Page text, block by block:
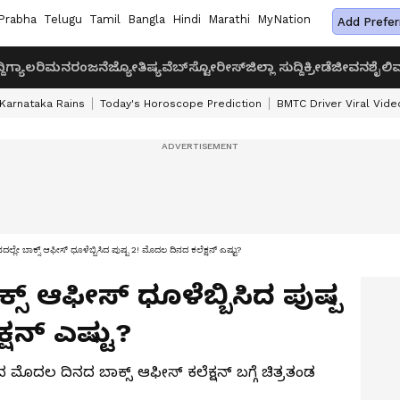
Telugu Tamil Bangla Hindi Marathi MyNation Add
ಗ್ಯಾಲರಿಮನರಂಜನೆಜ್ಯೋತಿಷ್ಯವೆಬ್‌ಸ್ಟೋರೀಸ್ಜಿಲ್ಲಾ ಸುದ್ದಿಕ್ರೀಡೆಜೀವನಶೈಲಿ
Karnataka Rains Today's Horoscope Prediction BMTC Driver Viral
ಬಾಕ್ಸ್ ಆಫೀಸ್ ಧೂಳೆಬ್ಬಿಸಿದ ಪುಷ್ಪ 2! ಮೊದಲ ದಿನದ ಕಲೆಕ್ಷನ್ ಎಷ್ಟು?
ಆಫೀಸ್ ಧೂಳೆಬ್ಬಿಸಿದ ಪುಷ್ಪ
ಎಷ್ಟು?
ದಿನದ ಬಾಕ್ಸ್ ಆಫೀಸ್ ಕಲೆಕ್ಷನ್ ಬಗ್ಗೆ ಚಿತ್ರತಂಡ